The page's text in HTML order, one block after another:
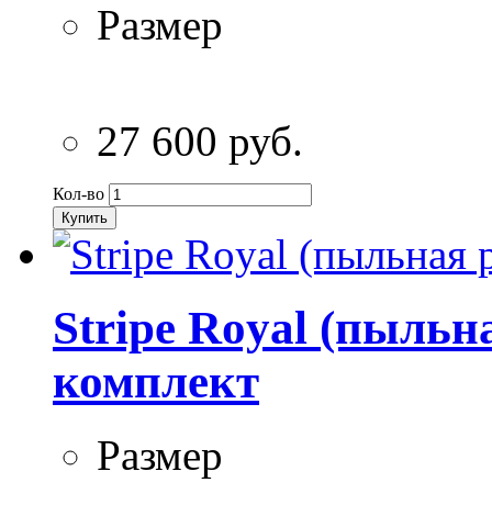
Размер
27 600 руб.
Кол-во
Купить
Stripe Royal
комплект
Размер